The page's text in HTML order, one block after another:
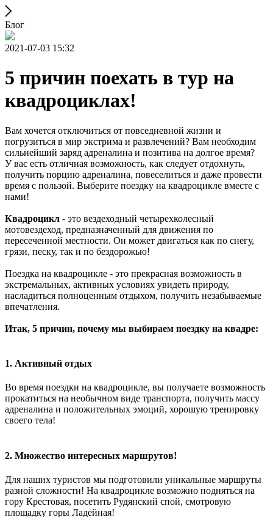
Блог
2021-07-03 15:32
5 причин поехать в тур на
квадроциклах!
Вам хочется отключиться от повседневной жизни и
погрузиться в мир экстрима и развлечений? Вам необходим
сильнейший заряд адреналина и позитива на долгое время?
У вас есть отличная возможность, как следует отдохнуть,
получить порцию адреналина, повеселиться и даже провести
время с пользой. Выберите поездку на квадроцикле вместе с
нами!
Квадроцикл - это вездеходный четырехколесный
мотовездеход, предназначенный для движения по
пересеченной местности. Он может двигаться как по снегу,
грязи, песку, так и по бездорожью!
Поездка на квадроцикле - это прекрасная возможность в
экстремальных, активных условиях увидеть природу,
насладиться полноценным отдыхом, получить незабываемые
впечатления.
Итак, 5 причин, почему мы выбираем поездку на квадре:
1. Активный отдых
Во время поездки на квадроцикле, вы получаете возможность
прокатиться на необычном виде транспорта, получить массу
адреналина и положительных эмоций, хорошую тренировку
своего тела!
2. Множество интересных маршрутов!
Для наших туристов мы подготовили уникальные маршруты
разной сложности! На квадроцикле возможно подняться на
гору Крестовая, посетить Рудянский спой, смотровую
площадку горы Ладейная!